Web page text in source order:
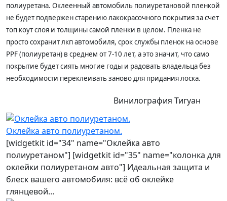
полиуретана. Оклеенный автомобиль полиуретановой пленкой
не будет подвержен старению лакокрасочного покрытия за счет
топ коут слоя и толщины самой пленки в целом. Пленка не
просто сохранит лкп автомобиля, срок службы пленок на основе
PPF (полиуретан) в среднем от 7-10 лет, а это значит, что само
покрытие будет сиять многие годы и радовать владельца без
необходимости переклеивать заново для придания лоска.
Винилография Тигуан
Оклейка авто полиуретаном.
[widgetkit id="34" name="Оклейка авто
полиуретаном"] [widgetkit id="35" name="колонка для
оклейки полиуретаном авто"] Идеальная защита и
блеск вашего автомобиля: всё об оклейке
глянцевой…